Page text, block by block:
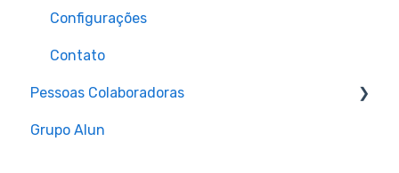
Configurações
Contato
Pessoas Colaboradoras
Login
Grupo Alun